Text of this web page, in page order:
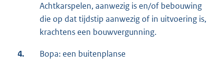
Achtkarspelen, aanwezig is en/of bebouwing
die op dat tijdstip aanwezig of in uitvoering is,
krachtens een bouwvergunning.
4.
Bopa: een buitenplanse